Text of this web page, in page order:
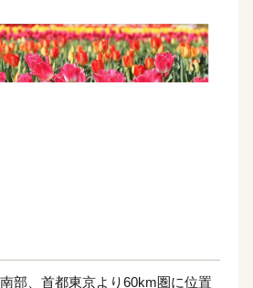
部、首都東京より60km圏に位置